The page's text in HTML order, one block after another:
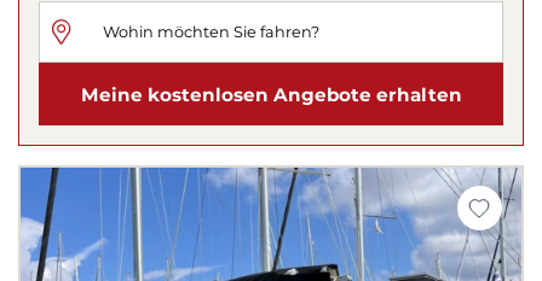
Meine kostenlosen Angebote erhalten